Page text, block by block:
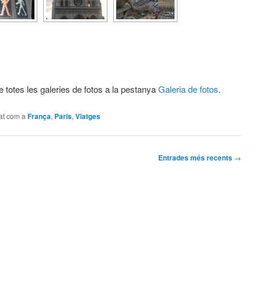
totes les galeries de fotos a la pestanyaGaleria de fotos.
com a França, Paris, Viatges
Entrades més recents →